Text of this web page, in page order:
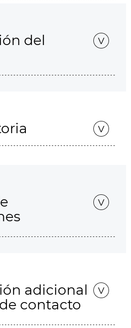
del
adicional
contacto